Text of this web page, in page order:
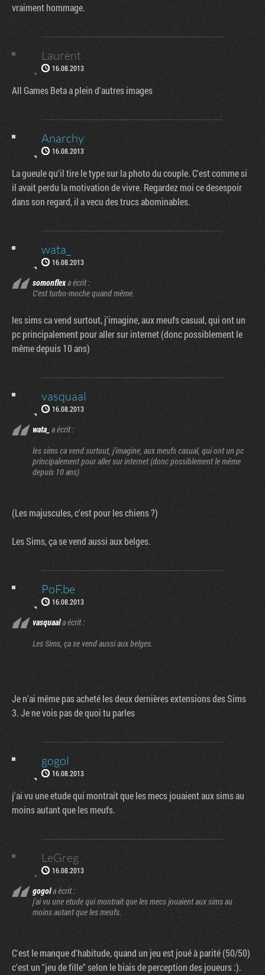
vraiment hommage.
Laurent
16.08.2013
All Games Beta aplein d'autres images
Anarchy
16.08.2013
La gueule qu'il tire le type sur la photo du couple. C'est comme si
il avait perdu la motivation de vivre. Regardez moi ce desespoir
dans son regard, il a vecu des trucs abominables.
wata_
16.08.2013
somonflexa écrit :
C'est turbo-moche quand même.
les sims ca vend surtout, j'imagine, aux meufs casual, qui ont un
pc principalement pour aller sur internet (donc possiblement le
même depuis 10 ans)
vasquaal
16.08.2013
wata_ a écrit :
les sims ca vend surtout, j'imagine, aux meufs casual, qui ont un pc
principalement pour aller sur internet (donc possiblement le même
depuis 10 ans)
(Les majuscules, c'est pour les chiens ?)
Les Sims, ça se vend aussi aux belges.
PoF.be
16.08.2013
vasquaala écrit :
Les Sims, ça se vend aussi aux belges.
Je n'ai même pas acheté les deux dernières extensions des Sims
3. Je ne vois pas de quoi tu parles
gogol
16.08.2013
j'ai vu une etude qui montrait que les mecs jouaient aux sims au
moins autant que les meufs.
LeGreg
16.08.2013
gogola écrit :
j'ai vu une etude qui montrait que les mecs jouaient aux sims au
moins autant que les meufs.
C'est le manque d'habitude, quand un jeu est joué à parité (50/50)
c'est un "jeu de fille" selon le biais de perception des joueurs :).